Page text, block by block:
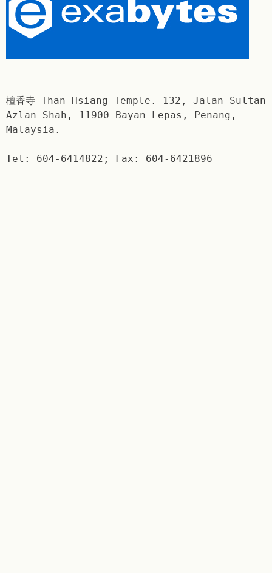
檀香寺 Than Hsiang Temple. 132, Jalan Sultan
Azlan Shah, 11900 Bayan Lepas, Penang,
Malaysia.
Tel: 604-6414822; Fax: 604-6421896